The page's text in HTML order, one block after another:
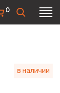
0
в наличии